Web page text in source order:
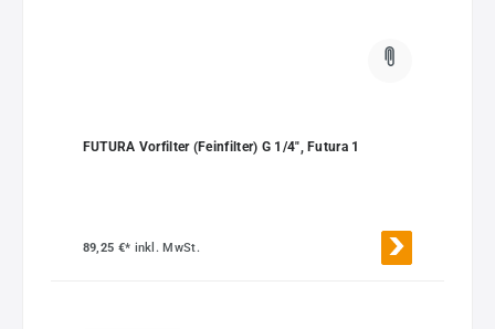
FUTURA Vorfilter (Feinfilter) G 1/4", Futura 1
89,25 €* inkl. MwSt.